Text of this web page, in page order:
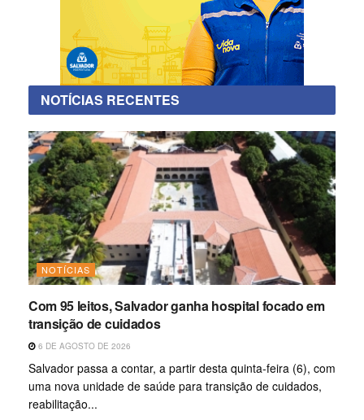
NOTÍCIAS RECENTES
NOTÍCIAS
Com 95 leitos, Salvador ganha hospital focado em
transição de cuidados
6 DE AGOSTO DE 2026
Salvador passa a contar, a partir desta quinta-feira (6), com
uma nova unidade de saúde para transição de cuidados,
reabilitação...